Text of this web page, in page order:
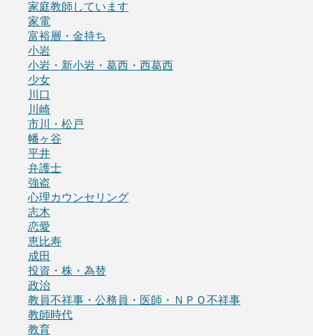
家庭教師しています
家電
富裕層・金持ち
小岩
小岩・新小岩・葛西・西葛西
少女
川口
川崎
市川・松戸
幡ヶ谷
平井
弁護士
強盗
心理カウンセリング
志木
恋愛
恵比寿
成田
投資・株・為替
政治
教員不祥事・公務員・医師・ＮＰＯ不祥事
教師時代
教育